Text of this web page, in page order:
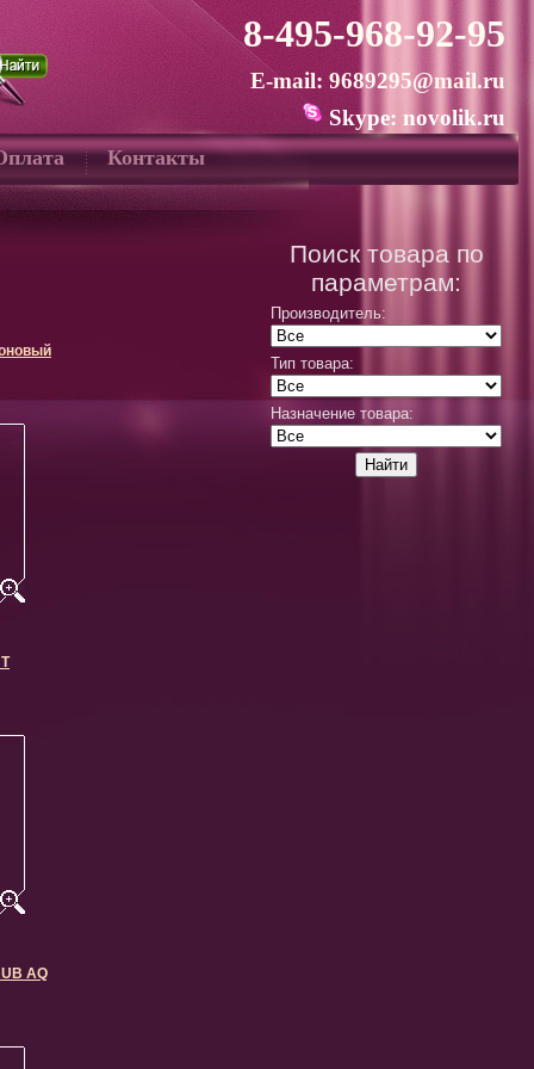
8-495-968-92-95
E-mail: 9689295@mail.ru
Skype: novolik.ru
Контакты
AQ
Поиск товара по
параметрам:
Производитель:
Тип товара:
Назначение товара: